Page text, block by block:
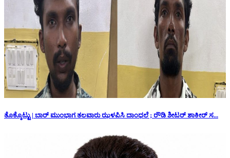
ತೊಕ್ಕೊಟ್ಟು | ಬಾರ್ ಮುಂಭಾಗ ತಲವಾರು ಝಳಪಿಸಿ ದಾಂಧಲೆ ; ರೌಡಿ ಶೀಟರ್ ಶಾಕೀರ್ ಸ...